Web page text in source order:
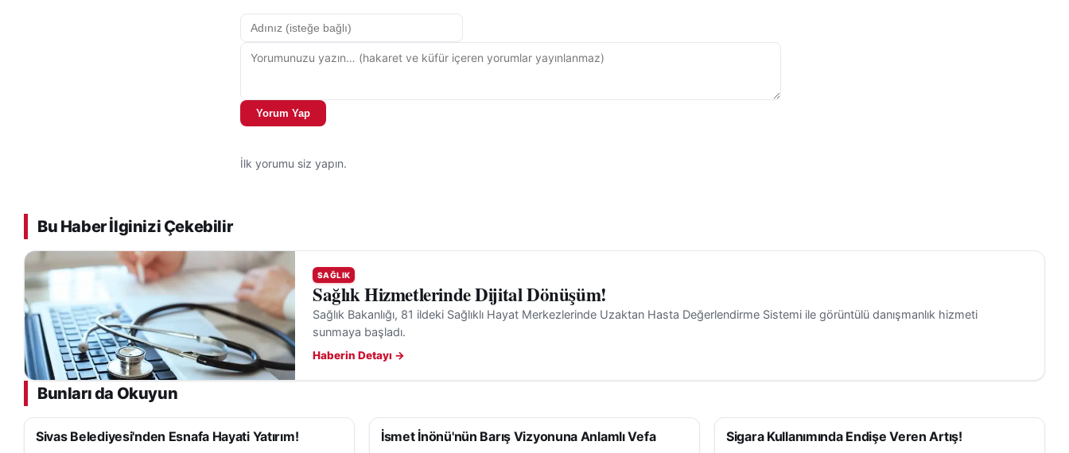
Yorum Yap
İlk yorumu siz yapın.
Bu Haber İlginizi Çekebilir
SAĞLIK
Sağlık Hizmetlerinde Dijital Dönüşüm!
Sağlık Bakanlığı, 81 ildeki Sağlıklı Hayat Merkezlerinde Uzaktan Hasta Değerlendirme Sistemi ile görüntülü danışmanlık hizmeti
sunmaya başladı.
Haberin Detayı →
Bunları da Okuyun
SAĞLIK
Sivas Belediyesi'nden Esnafa Hayati Yatırım! SAĞLIK
İsmet İnönü'nün Barış Vizyonuna Anlamlı Vefa SAĞLIK
Sigara Kullanımında Endişe Veren Artış!